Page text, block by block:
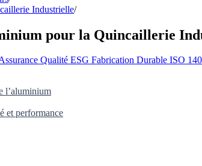
Industrielle/
pour la Quincaillerie
Qualité ESG Fabrication Durable ISO
l’aluminium
et performance